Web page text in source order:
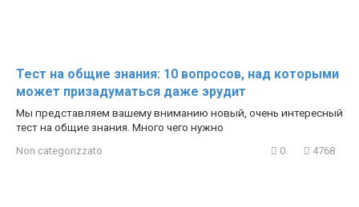
Тест на общие знания: 10 вопросов, над которыми
может призадуматься даже эрудит
Мы представляем вашему вниманию новый, очень интересный
тест на общие знания. Много чего нужно
Non categorizzato 0 4768